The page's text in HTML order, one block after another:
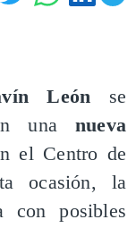
León se
en unanueva
el Centro de
ocasión, la
con posibles